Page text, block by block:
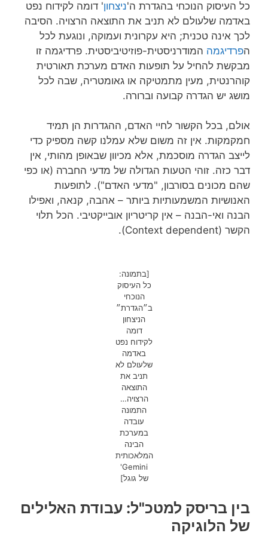
כל העיסוק הנוכחי בהגדרת ה'ניצחון' דומה לקידוח נפט
באדמה שלעולם לא תניב את התוצאה הרצויה. הסיבה
לכך אינה טכנית; היא עקרונית ועמוקה, ונוגעת לכל
הפרדיגמה המודרניסטית-פוזיטיביסטית. פרדיגמה זו
מבקשת להחיל על תופעות האדם מערכת תאורטית
קוהרנטית, מעין מתמטיקה או גאומטריה, שבה לכל
מושג יש הגדרה קבועה וברורה.
אולם, בכל הקשור לחיי האדם, ההגדרות הן תמיד
חמקמקות. אין זה משום שלא עמלנו קשה מספיק כדי
לייצב הגדרה מוסכמת, אלא מכיוון שבאופן מהותי, אין
דבר כזה. זוהי הטעות הגדולה של מדעי החברה (או כפי
שהם מכונים בסורבון, "מדעי האדם"). לתופעות
האנושיות המשמעותיות ביותר – אהבה, קנאה, ואפילו
הבנה ואי-הבנה – אין קריטריון אובייקטיבי. הכל תלוי
הקשר (Context dependent).
[בתמונה:
כל העיסוק
הנוכחי
ב״הגדרת״
הניצחון
דומה
לקידוח נפט
באדמה
שלעולם לא
תניב את
התוצאה
הרצויה…
התמונה
עובדה
במערכת
הבינה
המלאכותית
Gemini'
של גוגל]
בין בריסק למטכ"ל: עבודת האלילים
של הלוגיקה